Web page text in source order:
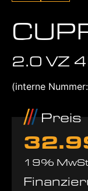
2.0 VZ
(interne
Preis
19%